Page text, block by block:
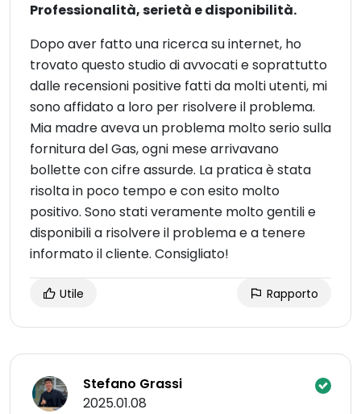
Professionalità, serietà e disponibilità.
Dopo aver fatto una ricerca su internet, ho
trovato questo studio di avvocati e soprattutto
dalle recensioni positive fatti da molti utenti, mi
sono affidato a loro per risolvere il problema.
Mia madre aveva un problema molto serio sulla
fornitura del Gas, ogni mese arrivavano
bollette con cifre assurde. La pratica è stata
risolta in poco tempo e con esito molto
positivo. Sono stati veramente molto gentili e
disponibili a risolvere il problema e a tenere
informato il cliente. Consigliato!
Utile Rapporto
Stefano Grassi
2025.01.08